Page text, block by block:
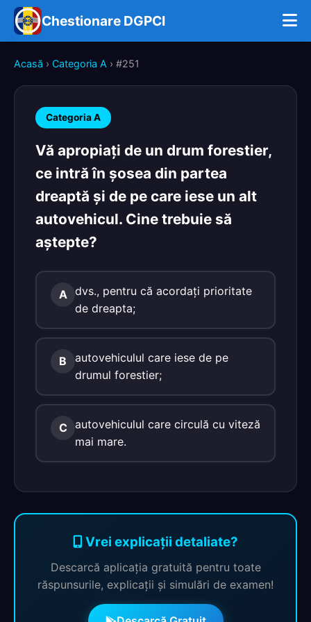
Chestionare DGPCI
Acasă › Categoria A › #251
Categoria A
Vă apropiaţi de un drum forestier,
ce intră în şosea din partea
dreaptă şi de pe care iese un alt
autovehicul. Cine trebuie să
aştepte?
A dvs., pentru că acordaţi prioritate
de dreapta;
B
autovehiculul care iese de pe
drumul forestier;
C autovehiculul care circulă cu viteză
mai mare.
Vrei explicații detaliate?
Descarcă aplicația gratuită pentru toate
răspunsurile, explicații și simulări de examen!